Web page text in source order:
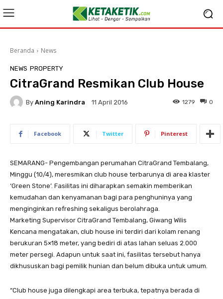
Beranda News
NEWS PROPERTY
CitraGrand Resmikan Club House
By Aning Karindra 11 April 2016 0
1279
Facebook Twitter Pinterest
SEMARANG- Pengembangan perumahan CitraGrand Tembalang,
Minggu (10/4), meresmikan club house terbarunya di area klaster
‘Green Stone’. Fasilitas ini diharapkan semakin memberikan
kemudahan dan kenyamanan bagi para penghuninya yang
menginginkan refreshing sekaligus berolahraga.
Marketing Supervisor CitraGrand Tembalang, Giwang Wilis
Kencana mengatakan, club house ini terdiri dari kolam renang
berukuran 5×18 meter, yang bediri di atas lahan seluas 2.000
meter persegi. Adapun untuk saat ini, fasilitas tersebut hanya
dikhususkan bagi pemilik hunian dan belum dibuka untuk umum.
“Club house juga dilengkapi area terbuka, tepatnya berada di